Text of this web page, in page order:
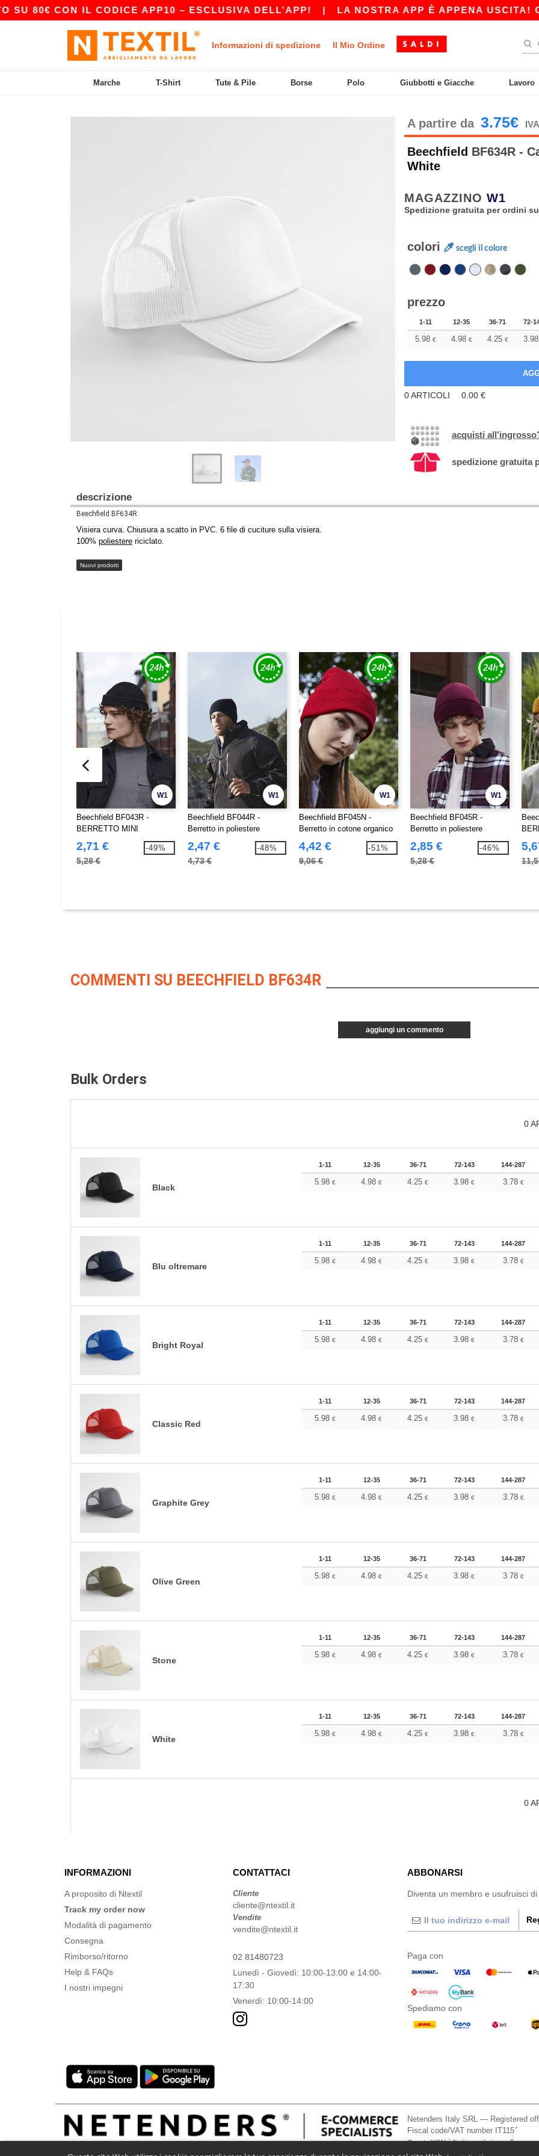
CON IL CODICE APP10 – ESCLUSIVA DELL’APP!|LA NOSTRA APP È APPENA USCITA!
Informazioni di spedizione Il Mio Ordine
Marche T-Shirt Tute & Pile Borse Polo Giubbotti e Giacche Lavoro
A partire da 3.75€
Beechfield BF634R -
White
MAGAZZINO W1
Spedizione gratuita per ordini
colori scegli il colore
prezzo
1-11 12-35 36-71 72-
5.98 € 4.98 € 4.25 € 3.98
0ARTICOLI 0.00 €
acquisti
spedizione gratuita
descrizione
Beechfield BF634R
Visiera curva. Chiusura a scatto in PVC. 6 file di cuciture sulla visiera.
100% poliestere riciclato.
Nuovi prodotti
W1
Beechfield BF043R -
BERRETTO MINI
FISHERMAN RICICLATO
2,71 €
5,28 €
-49%
W1
Beechfield BF044R -
Berretto in poliestere
riciclato
2,47 €
4,73 €
-48%
W1
Beechfield BF045N -
Berretto in cotone organico
4,42 €
9,06 €
-51%
W1
Beechfield BF045R -
Berretto in poliestere
riciclato
2,85 €
5,28 €
-46%
COMMENTI SU BEECHFIELD BF634R
aggiungi un commento
Bulk Orders
0
Black
1-11 12-35 36-71 72-143 144-287
5.98€ 4.98€ 4.25€ 3.98€ 3.78 €
Blu oltremare
1-11 12-35 36-71 72-143 144-287
5.98€ 4.98€ 4.25€ 3.98€ 3.78 €
Bright Royal
1-11 12-35 36-71 72-143 144-287
5.98€ 4.98€ 4.25€ 3.98€ 3.78 €
Classic Red
1-11 12-35 36-71 72-143 144-287
5.98€ 4.98€ 4.25€ 3.98€ 3.78 €
Graphite Grey
1-11 12-35 36-71 72-143 144-287
5.98€ 4.98€ 4.25€ 3.98€ 3.78 €
Olive Green
1-11 12-35 36-71 72-143 144-287
5.98€ 4.98€ 4.25€ 3.98€ 3.78 €
Stone
1-11 12-35 36-71 72-143 144-287
5.98€ 4.98€ 4.25€ 3.98€ 3.78 €
White
1-11 12-35 36-71 72-143 144-287
5.98€ 4.98€ 4.25€ 3.98€ 3.78 €
0
INFORMAZIONI
A proposito di Ntextil
Track my order now
Modalità di pagamento
Consegna
Rimborso/ritorno
Help & FAQs
I nostri impegni
CONTATTACI
Cliente
cliente@ntextil.it
Vendite
vendite@ntextil.it
02 81480723
Lunedì - Giovedì: 10:00-13:00 e 14:00-
17:30
Venerdì: 10:00-14:00
ABBONARSI
Diventa un membro e usufruisci
Paga con
Spediamo con
Netenders Italy SRL — Registered
Fiscal code/VAT number
Questo NON è l'indirizzo di ritorno. Per i